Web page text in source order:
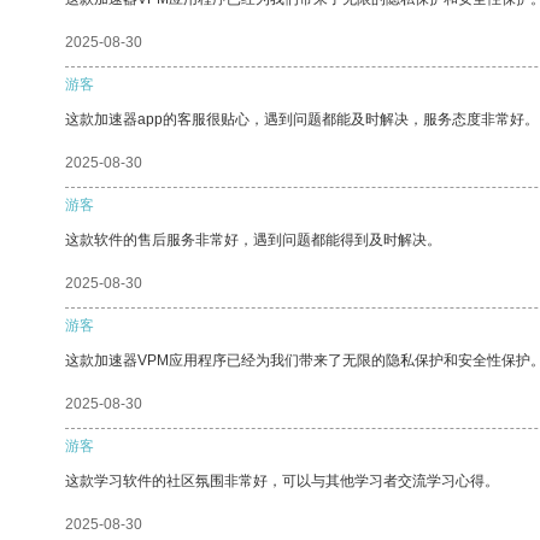
2025-08-30
游客
这款加速器app的客服很贴心，遇到问题都能及时解决，服务态度非常好。
2025-08-30
游客
这款软件的售后服务非常好，遇到问题都能得到及时解决。
2025-08-30
游客
这款加速器VPM应用程序已经为我们带来了无限的隐私保护和安全性保护
2025-08-30
游客
这款学习软件的社区氛围非常好，可以与其他学习者交流学习心得。
2025-08-30